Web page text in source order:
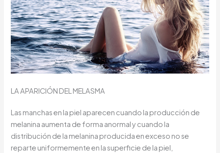
LA APARICIÓN DEL MELASMA
Las manchas en la piel aparecen cuando la producción de
melanina aumenta de forma anormal y cuando la
distribución de la melanina producida en exceso no se
reparte uniformemente en la superficie de la piel,